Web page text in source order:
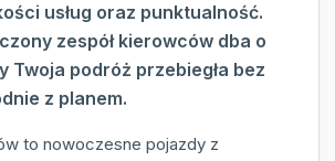
usług oraz punktualność.
zespół kierowców dba o
Twoja podróż przebiegła bez
z planem.
to nowoczesne pojazdy z